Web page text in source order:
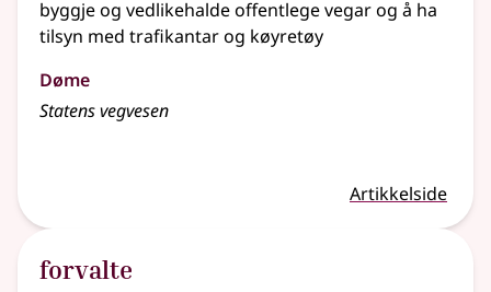
byggje og vedlikehalde offentlege vegar og å ha
tilsyn med trafikantar og køyretøy
Døme
Statens vegvesen
Artikkelside
forvalte